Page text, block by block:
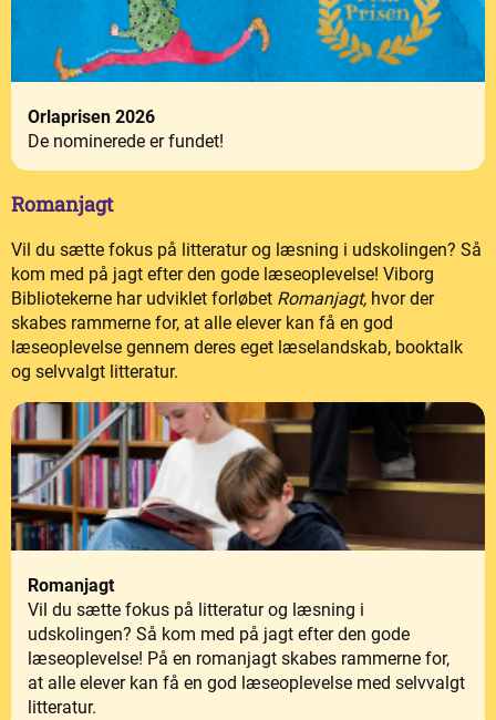
Orlaprisen 2026
De nominerede er fundet!
Romanjagt
Vil du sætte fokus på litteratur og læsning i udskolingen? Så
kom med på jagt efter den gode læseoplevelse! Viborg
Bibliotekerne har udviklet forløbet Romanjagt, hvor der
skabes rammerne for, at alle elever kan få en god
læseoplevelse gennem deres eget læselandskab, booktalk
og selvvalgt litteratur.
Romanjagt
Vil du sætte fokus på litteratur og læsning i
udskolingen? Så kom med på jagt efter den gode
læseoplevelse! På en romanjagt skabes rammerne for,
at alle elever kan få en god læseoplevelse med selvvalgt
litteratur.